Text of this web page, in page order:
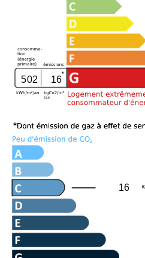
502 16
16